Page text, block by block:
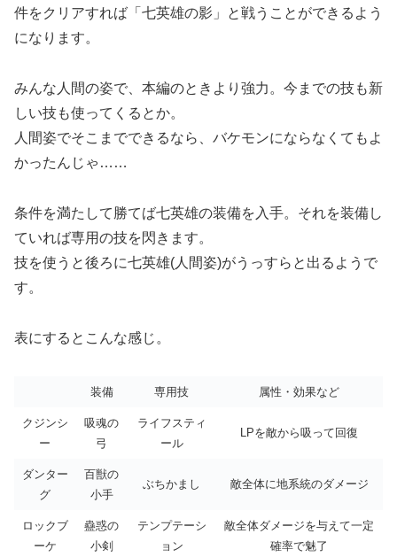
件をクリアすれば「七英雄の影」と戦うことができるよう
になります。
みんな人間の姿で、本編のときより強力。今までの技も新
しい技も使ってくるとか。
人間姿でそこまでできるなら、バケモンにならなくてもよ
かったんじゃ……
条件を満たして勝てば七英雄の装備を入手。それを装備し
ていれば専用の技を閃きます。
技を使うと後ろに七英雄(人間姿)がうっすらと出るようで
す。
表にするとこんな感じ。
装備 専用技 属性・効果など
クジンシ
ー
吸魂の
弓
ライフスティ
ール
LPを敵から吸って回復
ダンター
グ
百獣の
小手
ぶちかまし 敵全体に地系統のダメージ
ロックブ
ーケ
蠱惑の
小剣
テンプテーシ
ョン
敵全体ダメージを与えて一定
確率で魅了